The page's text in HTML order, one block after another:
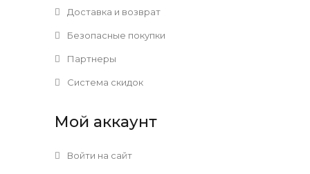
Доставка и возврат
Безопасные покупки
Партнеры
Система скидок
Мой аккаунт
Войти на сайт